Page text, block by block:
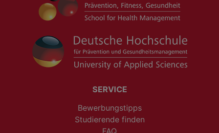
SERVICE
Bewerbungstipps
Studierende finden
FAQ